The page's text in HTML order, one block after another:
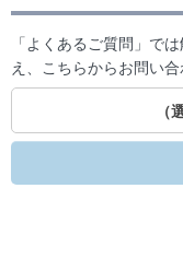
「よくあるご質問」で
え、こちらからお問い合
（